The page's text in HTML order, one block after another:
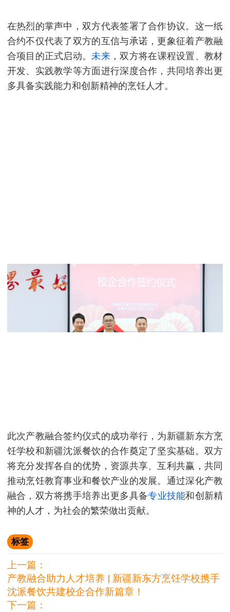
在热烈的掌声中，双方代表签署了合作协议。这一纸
合约不仅代表了双方的互信与承诺，更象征着产教融
合项目的正式启动。未来 ，双方将在课程设置、教材
开发、实践教学等方面进行深度合作，共同培养出更
多具备实践能力和创新精神的烹饪人才。
此次产教融合签约仪式的成功举行，为新疆新东方烹
饪学校和新疆沈派餐饮的合作奠定了坚实基础。双方
将充分发挥各自的优势，资源共享、互利共赢，共同
推动烹饪教育事业和餐饮产业的发展。通过深化产教
融合，双方将携手培养出更多具备专业技能和创新精
神的人才，为社会的繁荣做出贡献。
标签
上一篇：
产教融合助力人才培养 | 新疆新东方烹饪学校携手
沈派餐饮共建校企合作新篇章！
下一篇：